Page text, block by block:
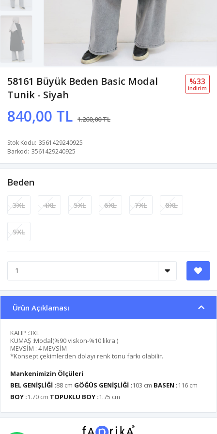
58161 Büyük Beden Basic Modal
Tunik - Siyah
840,00 TL 1.260,00 TL
%33
i̇ndi̇ri̇m
Stok Kodu 3561429240925
Barkod 3561429240925
Beden
3XL 4XL 5XL 6XL 7XL 8XL
9XL
Ürün Açıklaması
KALIP :3XL
KUMAŞ :Modal(%90 viskon-%10 likra )
MEVSİM : 4 MEVSİM
*Konsept çekimlerden dolayı renk tonu farkı olabilir.
Mankenimizin Ölçüleri
BEL GENİŞLİĞİ :88 cm GÖĞÜS GENİŞLİĞİ :103 cm BASEN :116 cm
BOY :1.70 cm TOPUKLU BOY :1.75 cm